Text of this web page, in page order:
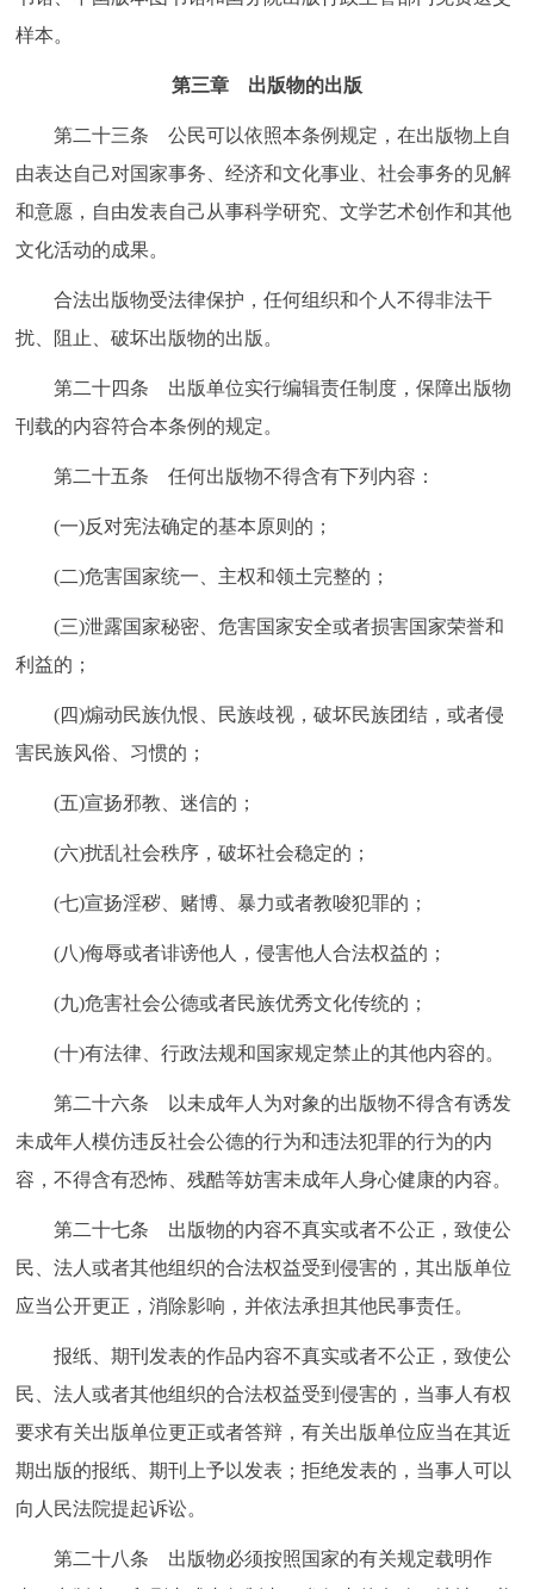
样本。
第三章 出版物的出版
第二十三条 公民可以依照本条例规定，在出版物上自
由表达自己对国家事务、经济和文化事业、社会事务的见解
和意愿，自由发表自己从事科学研究、文学艺术创作和其他
文化活动的成果。
合法出版物受法律保护，任何组织和个人不得非法干
扰、阻止、破坏出版物的出版。
第二十四条 出版单位实行编辑责任制度，保障出版物
刊载的内容符合本条例的规定。
第二十五条 任何出版物不得含有下列内容：
(一)反对宪法确定的基本原则的；
(二)危害国家统一、主权和领土完整的；
(三)泄露国家秘密、危害国家安全或者损害国家荣誉和
利益的；
(四)煽动民族仇恨、民族歧视，破坏民族团结，或者侵
害民族风俗、习惯的；
(五)宣扬邪教、迷信的；
(六)扰乱社会秩序，破坏社会稳定的；
(七)宣扬淫秽、赌博、暴力或者教唆犯罪的；
(八)侮辱或者诽谤他人，侵害他人合法权益的；
(九)危害社会公德或者民族优秀文化传统的；
(十)有法律、行政法规和国家规定禁止的其他内容的。
第二十六条 以未成年人为对象的出版物不得含有诱发
未成年人模仿违反社会公德的行为和违法犯罪的行为的内
容，不得含有恐怖、残酷等妨害未成年人身心健康的内容。
第二十七条 出版物的内容不真实或者不公正，致使公
民、法人或者其他组织的合法权益受到侵害的，其出版单位
应当公开更正，消除影响，并依法承担其他民事责任。
报纸、期刊发表的作品内容不真实或者不公正，致使公
民、法人或者其他组织的合法权益受到侵害的，当事人有权
要求有关出版单位更正或者答辩，有关出版单位应当在其近
期出版的报纸、期刊上予以发表；拒绝发表的，当事人可以
向人民法院提起诉讼。
第二十八条 出版物必须按照国家的有关规定载明作